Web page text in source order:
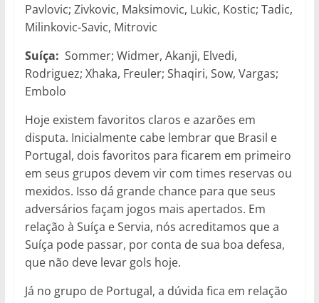
Pavlovic; Zivkovic, Maksimovic, Lukic, Kostic; Tadic,
Milinkovic-Savic, Mitrovic
Suíça: Sommer; Widmer, Akanji, Elvedi,
Rodriguez; Xhaka, Freuler; Shaqiri, Sow, Vargas;
Embolo
Hoje existem favoritos claros e azarões em
disputa. Inicialmente cabe lembrar que Brasil e
Portugal, dois favoritos para ficarem em primeiro
em seus grupos devem vir com times reservas ou
mexidos. Isso dá grande chance para que seus
adversários façam jogos mais apertados. Em
relação à Suíça e Servia, nós acreditamos que a
Suíça pode passar, por conta de sua boa defesa,
que não deve levar gols hoje.
Já no grupo de Portugal, a dúvida fica em relação